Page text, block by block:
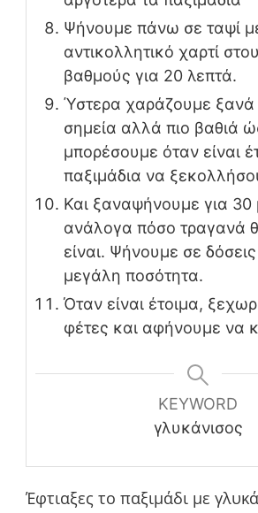
Ψήνουμε πάνω σε ταψί
αντικολλητικό χαρτί
βαθμούς για 20 λεπτά.
Ύστερα χαράζουμε ξανά
σημεία αλλά πιο βαθιά
μπορέσουμε όταν είναι
παξιμάδια να
Και ξαναψήνουμε για 30
ανάλογα πόσο τραγανά
είναι. Ψήνουμε σε δόσεις
μεγάλη ποσότητα.
Όταν είναι έτοιμα,
φέτες και αφήνουμε να
KEYWORD
γλυκάνισος
Έφτιαξες το παξιμάδι με